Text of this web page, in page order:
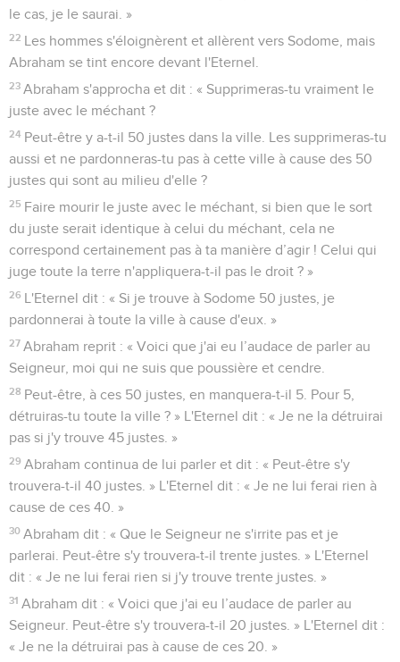
le cas, je le saurai. »
22 Les hommes s'éloignèrent et allèrent vers Sodome, mais
Abraham se tint encore devant l'Eternel.
23 Abraham s'approcha et dit : « Supprimeras-tu vraiment le
juste avec le méchant ?
24 Peut-être y a-t-il 50 justes dans la ville. Les supprimeras-tu
aussi et ne pardonneras-tu pas à cette ville à cause des 50
justes qui sont au milieu d'elle ?
25 Faire mourir le juste avec le méchant, si bien que le sort
du juste serait identique à celui du méchant, cela ne
correspond certainement pas à ta manière d’agir ! Celui qui
juge toute la terre n'appliquera-t-il pas le droit ? »
26 L'Eternel dit : « Si je trouve à Sodome 50 justes, je
pardonnerai à toute la ville à cause d'eux. »
27 Abraham reprit : « Voici que j'ai eu l’audace de parler au
Seigneur, moi qui ne suis que poussière et cendre.
28 Peut-être, à ces 50 justes, en manquera-t-il 5. Pour 5,
détruiras-tu toute la ville ? » L'Eternel dit : « Je ne la détruirai
pas si j'y trouve 45 justes. »
29 Abraham continua de lui parler et dit : « Peut-être s'y
trouvera-t-il 40 justes. » L'Eternel dit : « Je ne lui ferai rien à
cause de ces 40. »
30 Abraham dit : « Que le Seigneur ne s'irrite pas et je
parlerai. Peut-être s'y trouvera-t-il trente justes. » L'Eternel
dit : « Je ne lui ferai rien si j'y trouve trente justes. »
31 Abraham dit : « Voici que j'ai eu l’audace de parler au
Seigneur. Peut-être s'y trouvera-t-il 20 justes. » L'Eternel dit :
« Je ne la détruirai pas à cause de ces 20. »